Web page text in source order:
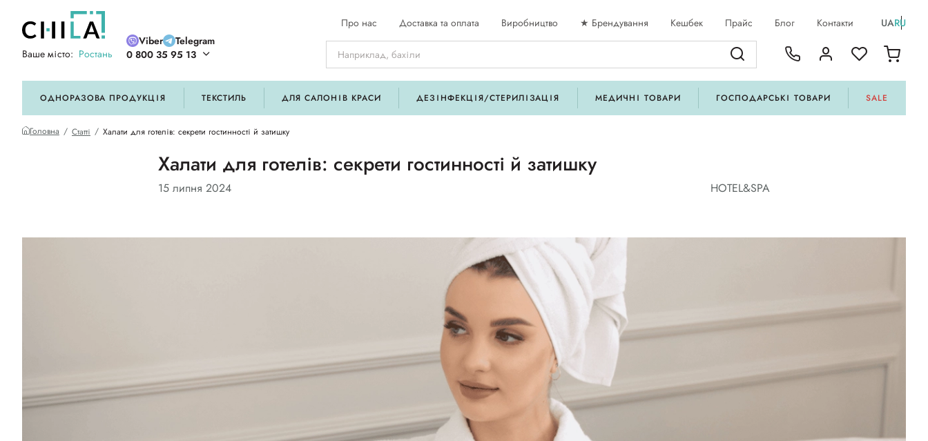
Ваше місто: Ростань
Viber
Telegram
0 800 35 95 13
Про нас Доставка та оплата Виробництво ★ Брендування Кешбек Прайс Блог Контакти UARU
ОДНОРАЗОВА ПРОДУКЦІЯ ТЕКСТИЛЬ ДЛЯ САЛОНІВ КРАСИ ДЕЗІНФЕКЦІЯ/СТЕРИЛІЗАЦІЯ МЕДИЧНІ ТОВАРИ ГОСПОДАРСЬКІ ТОВАРИ SALE
Головна Статті Халати для готелів: секрети гостинності й затишку
Халати для готелів: секрети гостинності й затишку
15 липня 2024 HOTEL&SPA